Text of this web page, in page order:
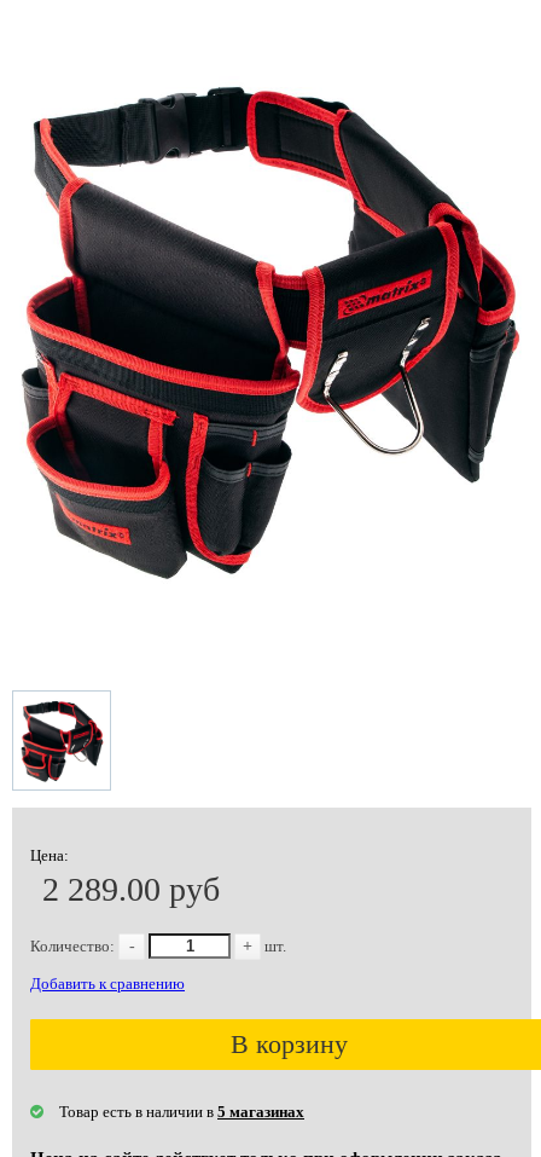
Цена:
2 289.00 руб
Количество: - + шт.
Добавить к сравнению
В корзину
Товар есть в наличии в 5 магазинах